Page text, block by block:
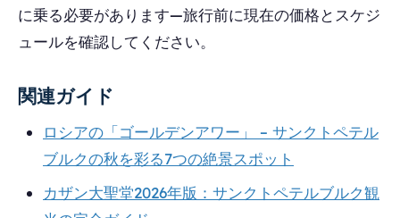
に乗る必要があります―旅行前に現在の価格とスケジ
ュールを確認してください。
関連ガイド
ロシアの「ゴールデンアワー」 – サンクトペテル
ブルクの秋を彩る7つの絶景スポット
カザン大聖堂2026年版：サンクトペテルブルク観